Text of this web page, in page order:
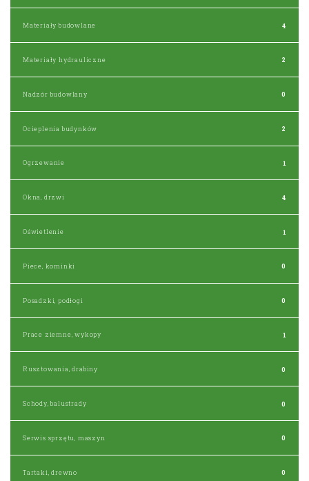
Materiały budowlane 4
Materiały hydrauliczne 2
Nadzór budowlany 0
Ocieplenia budynków 2
Ogrzewanie 1
Okna, drzwi 4
Oświetlenie 1
Piece, kominki 0
Posadzki, podłogi 0
Prace ziemne, wykopy 1
Rusztowania, drabiny 0
Schody, balustrady 0
Serwis sprzętu, maszyn 0
Tartaki, drewno 0